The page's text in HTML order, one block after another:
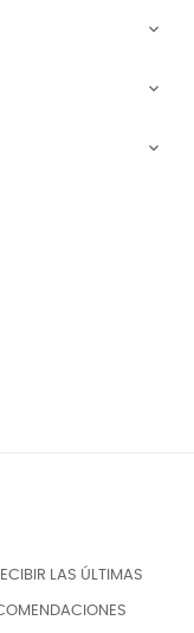



LAS ÚLTIMAS